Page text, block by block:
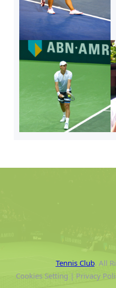
Tennis Club. All
Cookies Setting | Privacy